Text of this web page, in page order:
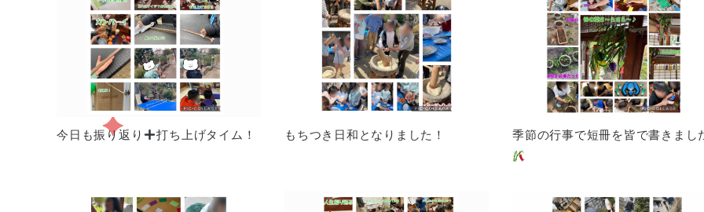
今日も振り返り 打ち上げタイム！ もちつき日和となりました！ 季節の行事で短冊を皆で書きまし